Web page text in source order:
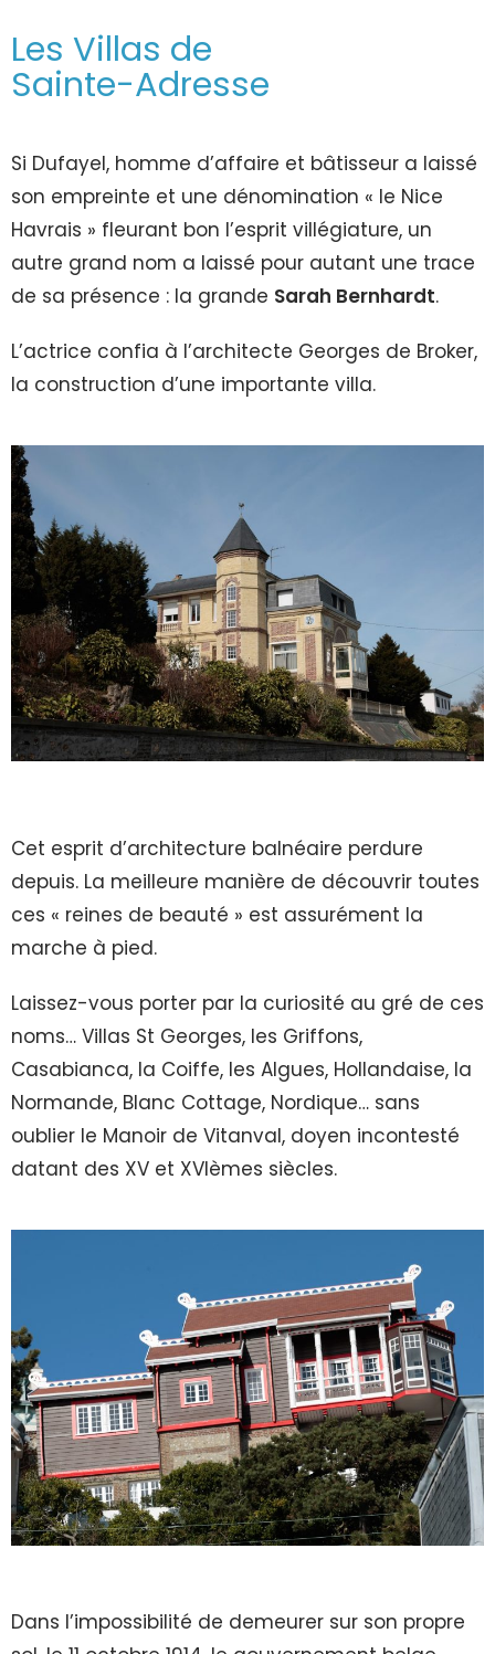
Les Villas de
Sainte-Adresse
Si Dufayel, homme d’affaire et bâtisseur a laissé
son empreinte et une dénomination « le Nice
Havrais » fleurant bon l’esprit villégiature, un
autre grand nom a laissé pour autant une trace
de sa présence : la grande Sarah Bernhardt.
L’actrice confia à l’architecte Georges de Broker,
la construction d’une importante villa.
Cet esprit d’architecture balnéaire perdure
depuis. La meilleure manière de découvrir toutes
ces « reines de beauté » est assurément la
marche à pied.
Laissez-vous porter par la curiosité au gré de ces
noms… Villas St Georges, les Griffons,
Casabianca, la Coiffe, les Algues, Hollandaise, la
Normande, Blanc Cottage, Nordique… sans
oublier le Manoir de Vitanval, doyen incontesté
datant des XV et XVIèmes siècles.
Dans l’impossibilité de demeurer sur son propre